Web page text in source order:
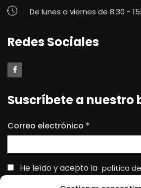
De lunes a viernes de 8:30 -
Redes Sociales
Suscríbete a nuestro
Correo electrónico *
He leído y acepto la política